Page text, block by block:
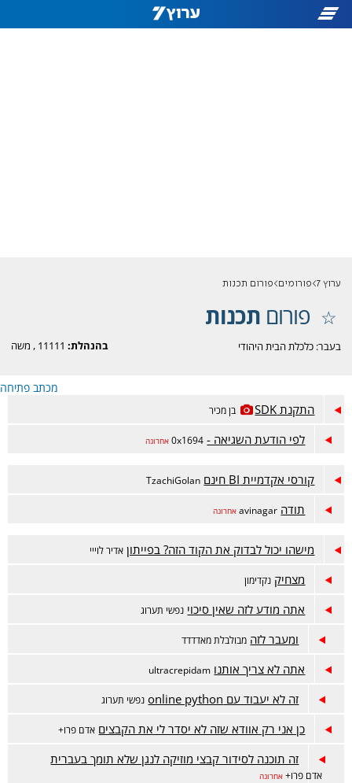
ערוץ 7 פורומים פורום תכנות
פורום תכנות
בהנהלת: 11111
, משה בעבר: כלכלת הבית היהודי
מכתב פתיחה
התקנת SDK בן מכיר
לפי הודעת השגיאה - 0x1694 אחרונה
קורסי אקדמיית BI חינם TzachiGolan
תודה avinagar אחרונה
מישהו יכול לבדוק את הקוד הזה? בפייתון אדיר לוייי
מצחיק נקדימון
אתה מודע לזה שאין סיכוי נפשי תערוג
ומעבר לזה מבולבלת מאדדדד
אתה לא צריך אותנו ultracrepidam
זה לא יעבוד עם online python נפשי תערוג
כן אני רק אוודא שזה לא יסדר לי את הקבצים אדם פרו+
זה תוכנה לסידור קבצי מוזיקה לנגן שלא תומך בעברית
אדם פרו+ אחרונה